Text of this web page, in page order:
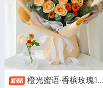
橙光蜜语·香槟玫瑰11枝，橙色多头泡泡4枝，尤加利叶18枝